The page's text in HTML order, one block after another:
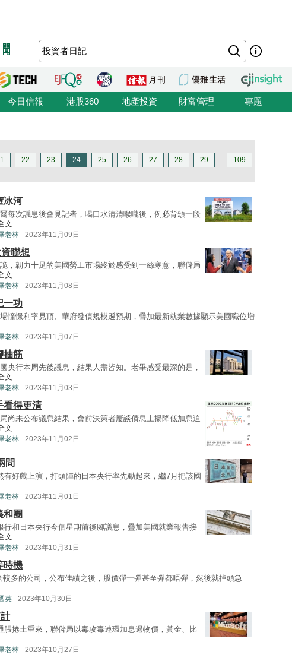
今日信報 港股360 地產投資 財富管理 專題
22 23 24 25 26 27 28 29 ... 109
冰河
每次議息後會見記者，喝口水清清喉嚨後，例必背頌一段
文
老林 2023年11月09日
聯想
，韌力十足的美國勞工市場終於感受到一絲寒意，聯儲局
文
老林 2023年11月08日
一功
憧憬利率見頂、華府發債規模遜預期，疊加最新就業數據顯示美國職位增
老林 2023年11月07日
抽筋
央行本周先後議息，結果人盡皆知。老畢感受最深的是，
文
老林 2023年11月03日
看得更清
尚未公布議息結果，會前決策者屢談債息上揚降低加息迫
文
老林 2023年11月02日
問
有好戲上演，打頭陣的日本央行率先動起來，繼7月把該國
老林 2023年11月01日
和團
行和日本央行今個星期前後腳議息，疊加美國就業報告接
文
老林 2023年10月31日
時機
多的公司，公布佳績之後，股價彈一彈甚至彈都唔彈，然後就掉頭急
英 2023年10月30日
脹捲土重來，聯儲局以毒攻毒連環加息遏物價，黃金、比
老林 2023年10月27日